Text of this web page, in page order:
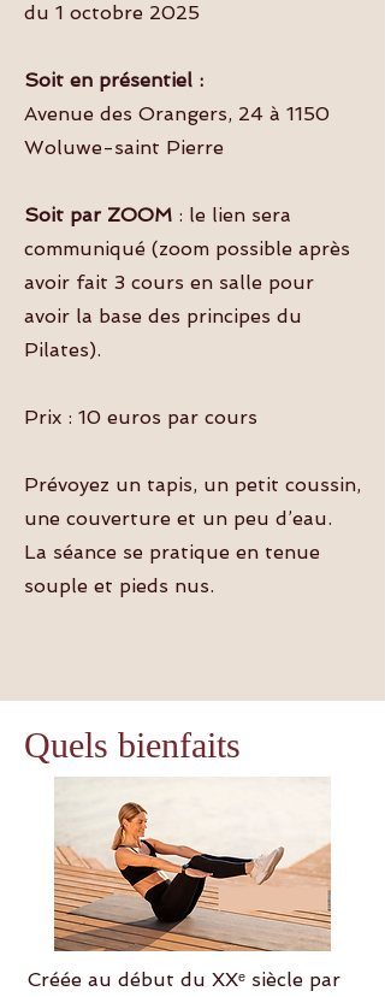
du 1 octobre 2025
Soit en présentiel :
Avenue des Orangers, 24 à 1150
Woluwe-saint Pierre
Soit par ZOOM : le lien sera
communiqué (zoom possible après
avoir fait 3 cours en salle pour
avoir la base des principes du
Pilates).
Prix : 10 euros par cours
Prévoyez un tapis, un petit coussin,
une couverture et un peu d’eau.
La séance se pratique en tenue
souple et pieds nus.
Quels bienfaits
Créée au début du XXᵉ siècle par